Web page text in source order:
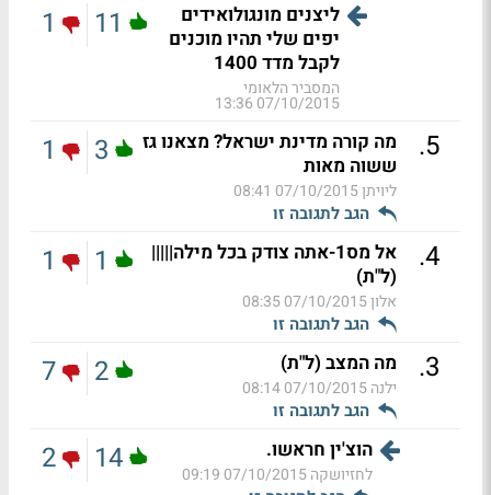
ליצנים מונגולואידים
יפים שלי תהיו מוכנים
לקבל מדד 1400
המסביר הלאומי
07/10/2015 13:36
11
1
5
.
מה קורה מדינת ישראל? מצאנו גז
ששוה מאות
ליויתן07/10/2015 08:41
הגב לתגובה זו
3
1
4
.
אל מס1-אתה צודק בכל מילה|||||
(ל"ת)
אלון07/10/2015 08:35
הגב לתגובה זו
1
1
3
. מה המצב (ל"ת)
ילנה07/10/2015 08:14
הגב לתגובה זו
2
7
הוצ'ין חראשו.
לחזיושקה07/10/2015 09:19
14
2